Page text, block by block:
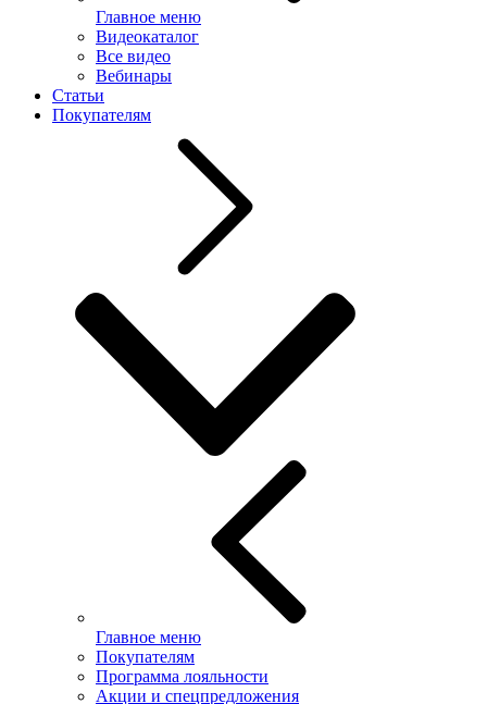
Главное меню
Видеокаталог
Все видео
Вебинары
Статьи
Покупателям
Главное меню
Покупателям
Программа лояльности
Акции и спецпредложения